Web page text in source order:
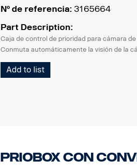
Nº de referencia: 3165664
Part Description:
Caja de control de prioridad para cámara
Conmuta automáticamente la visión de la
Add to list
Priobox con